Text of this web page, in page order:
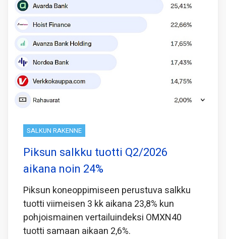
SALKUN RAKENNE
Piksun salkku tuotti Q2/2026
aikana noin 24%
Piksun koneoppimiseen perustuva salkku
tuotti viimeisen 3 kk aikana 23,8% kun
pohjoismainen vertailuindeksi OMXN40
tuotti samaan aikaan 2,6%.